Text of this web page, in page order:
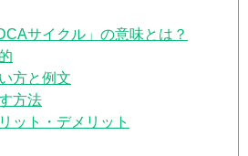
サイクル」の意味とは？
方と例文
方法
ット・デメリット